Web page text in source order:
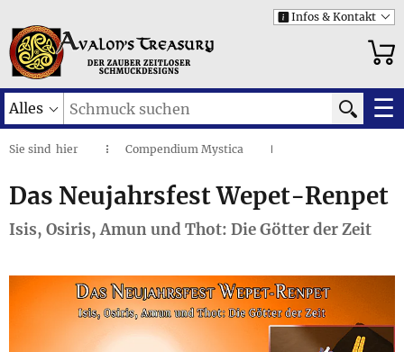
i Infos & Kontakt
Alles ☰
Sie sind hier ◌ Compendium Mystica I
Das Neujahrsfest Wepet-Renpet
Das Neujahrsfest Wepet-Renpet
Isis, Osiris, Amun und Thot: Die Götter der Zeit